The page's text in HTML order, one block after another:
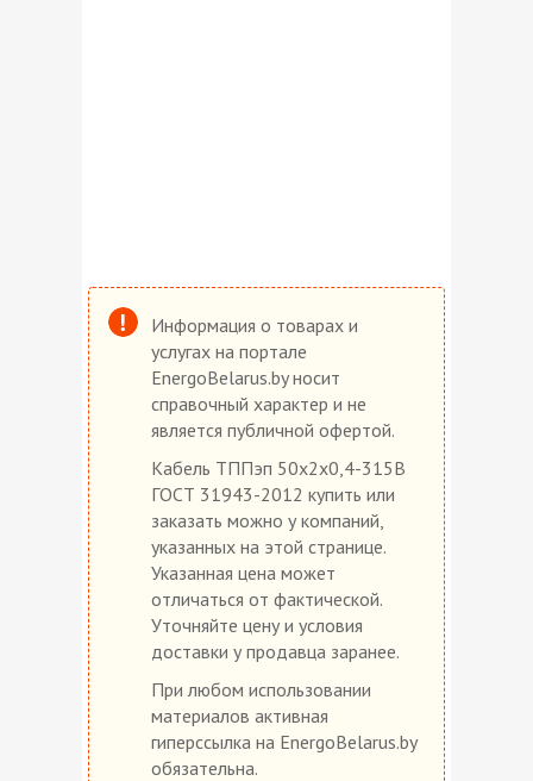
Информация о товарах и
услугах на портале
EnergoBelarus.by носит
справочный характер и не
является публичной офертой.
Кабель ТППэп 50х2х0,4-315В
ГОСТ 31943-2012 купить или
заказать можно у компаний,
указанных на этой странице.
Указанная цена может
отличаться от фактической.
Уточняйте цену и условия
доставки у продавца заранее.
При любом использовании
материалов активная
гиперссылка на EnergoBelarus.by
обязательна.